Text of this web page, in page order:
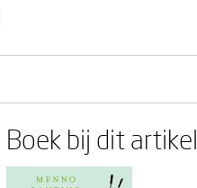
Boek bij dit artikel